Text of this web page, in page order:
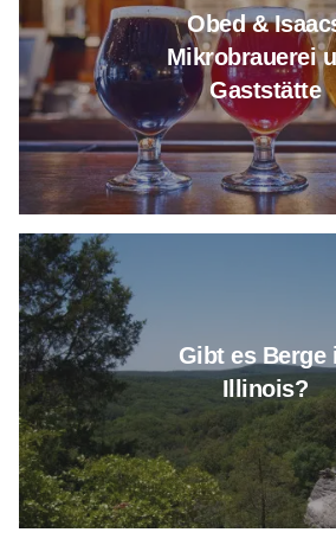
Obed &
Mikrobrauerei
Gaststätte
Gibt es Berge
Illinois?